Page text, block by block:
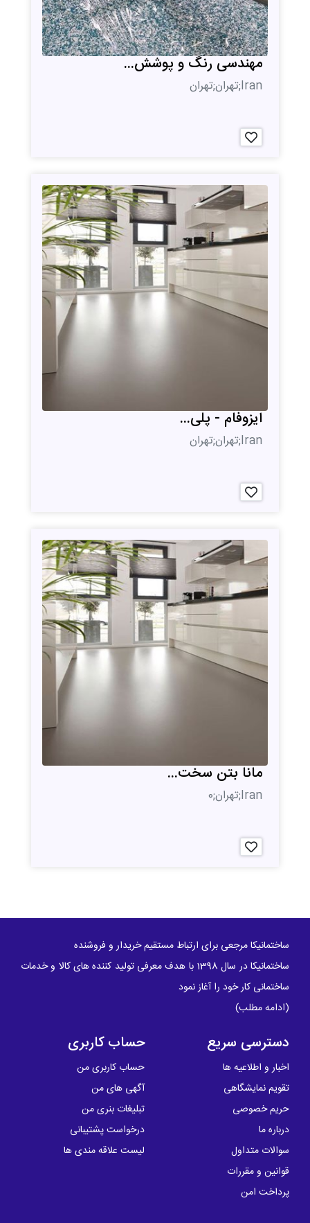
مهندسی رنگ و پوشش...
Iran;تهران;تهران
ایزوفام - پلی...
Iran;تهران;تهران
مانا بتن سخت...
Iran;تهران;0
ساختمانیکا مرجعی برای ارتباط مستقیم خریدار و فروشنده
ساختمانیکا در سال 1398 با هدف معرفی تولید کننده های کالا و خدمات
ساختمانی کار خود را آغاز نمود
(ادامه مطلب)
دسترسی سریع
اخبار و اطلاعیه ها
تقویم نمایشگاهی
حریم خصوصی
درباره ما
سوالات متداول
قوانین و مقررات
پرداخت امن
حساب کاربری
حساب کاربری من
آگهی های من
تبلیغات بنری من
درخواست پشتیبانی
لیست علاقه مندی ها